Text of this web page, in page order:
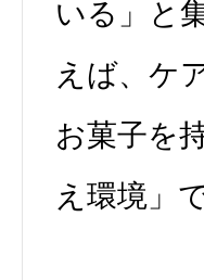
いる」と
えば、ケ
お菓子を
え環境」